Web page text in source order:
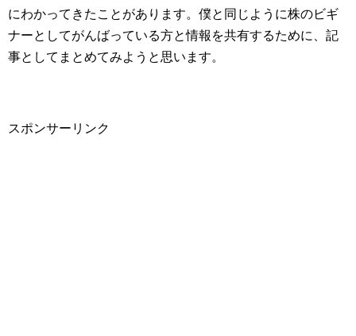
にわかってきたことがあります。僕と同じように株のビギ
ナーとしてがんばっている方と情報を共有するために、記
事としてまとめてみようと思います。
スポンサーリンク